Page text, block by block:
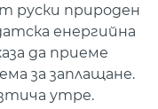
руски природен
енергийна
да приеме
за заплащане.
утре.